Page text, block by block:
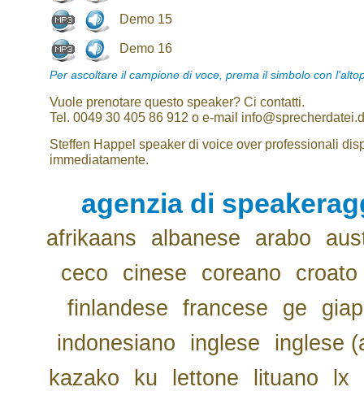
Demo 15
Demo 16
Per ascoltare il campione di voce, prema il simbolo con
Vuole prenotare questo speaker? Ci contatti.
Tel. 0049 30 405 86 912 o e-mail
Steffen Happel speaker di voice over professionali
immediatamente.
agenzia di
afrikaans albanese arabo
ceco
cinese coreano
croato
finlandese
francese ge
indonesiano
inglese
inglese
kazako
ku lettone lituano lx